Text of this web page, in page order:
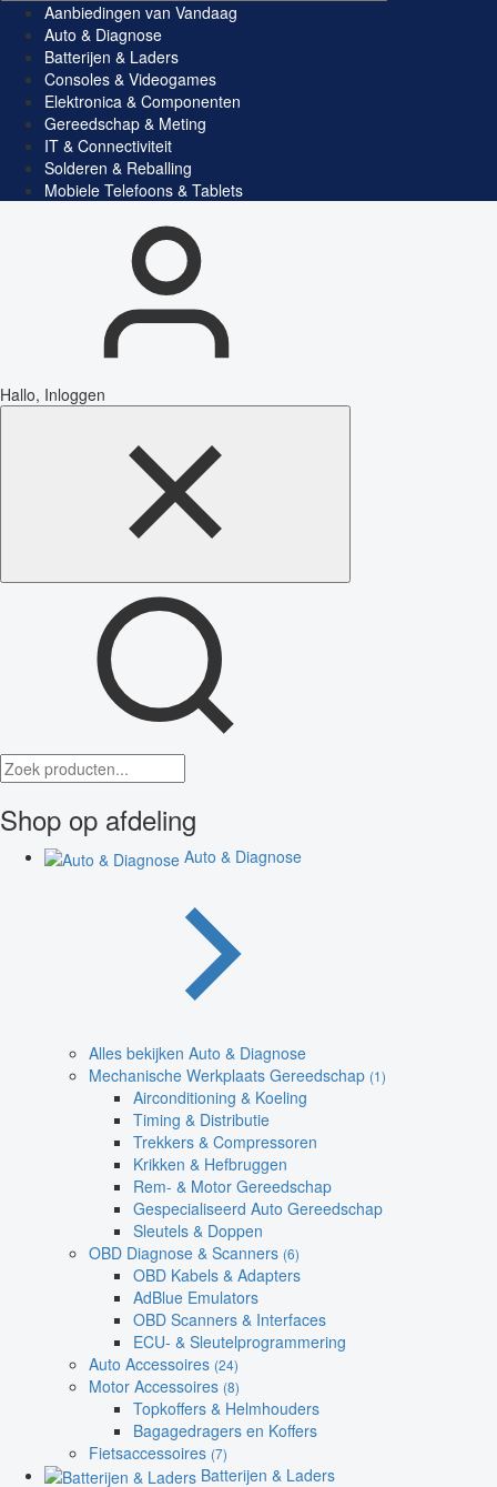
Aanbiedingen van Vandaag
Auto & Diagnose
Batterijen & Laders
Consoles & Videogames
Elektronica & Componenten
Gereedschap & Meting
IT & Connectiviteit
Solderen & Reballing
Mobiele Telefoons & Tablets
Hallo, Inloggen
Shop op afdeling
Auto & Diagnose
Alles bekijken Auto & Diagnose
Mechanische Werkplaats Gereedschap (1)
Airconditioning & Koeling
Timing & Distributie
Trekkers & Compressoren
Krikken & Hefbruggen
Rem- & Motor Gereedschap
Gespecialiseerd Auto Gereedschap
Sleutels & Doppen
OBD Diagnose & Scanners (6)
OBD Kabels & Adapters
AdBlue Emulators
OBD Scanners & Interfaces
ECU- & Sleutelprogrammering
Auto Accessoires (24)
Motor Accessoires (8)
Topkoffers & Helmhouders
Bagagedragers en Koffers
Fietsaccessoires (7)
Batterijen & Laders